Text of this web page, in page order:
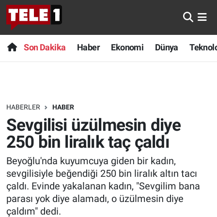
Son Dakika Haber Ekonomi Dünya
HABERLER HABER
Sevgilisi üzülmesin diye
250 bin liralık taç çaldı
Beyoğlu'nda kuyumcuya giden bir kadın,
sevgilisiyle beğendiği 250 bin liralık altın tacı
çaldı. Evinde yakalanan kadın, "Sevgilim bana
parası yok diye alamadı, o üzülmesin diye
çaldım" dedi.
Anında Manşet
Başka Sohbetler
Bilim turu
Bilim ve Teknoloji Evreni
Doğa Konuşuyor
Dünya
Ege Saati
Son Dakika
Haber
Dünya
Teknoloji
Sağlık
Spor
Yayın Akışı
Nöbetçi Eczaneler
Hava Durumu
Trafik Durumu
Süper Lig Puan Durumu ve Fikstür
Tüm Manşetler
Son Dakika Haberleri
Haber Arşivi